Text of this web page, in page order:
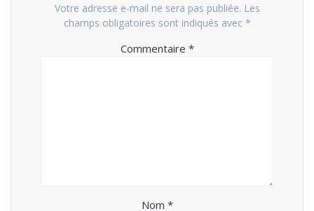
Votre adresse e-mail ne sera pas publiée. Les
champs obligatoires sont indiqués avec *
Commentaire *
Nom *